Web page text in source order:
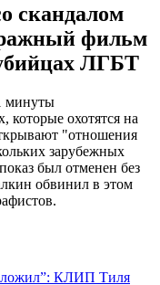
скандалом
фильм
ЛГБТ
минуты
охотятся на
"отношения
зарубежных
был отменен без
обвинил в этом
КЛИП Тиля